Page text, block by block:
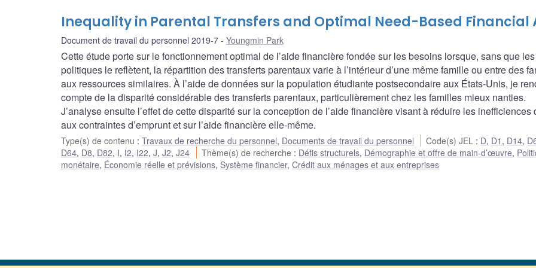
Inequality in Parental Transfers and Optimal Need-Based Financial
Document de travail du personnel 2019-7 Youngmin Park
Cette étude porte sur le fonctionnement optimal de l’aide financière fondée sur les besoins lorsque, sans que les
politiques le reflètent, la répartition des transferts parentaux varie à l’intérieur d’une même famille ou entre des
aux ressources similaires. À l’aide de données sur la population étudiante postsecondaire aux États-Unis, je
compte de la disparité considérable des transferts parentaux, particulièrement chez les familles mieux nanties.
J’analyse ensuite l’effet de cette disparité sur la conception de l’aide financière visant à réduire les inefficiences
aux contraintes d’emprunt et sur l’aide financière elle-même.
Type(s) de contenu : Travaux de recherche du personnel, Documents de travail du personnel Code(s) JEL : D, D1 , D14,
D64, D8, D82, I, I2, I22, J, J2, J24 Thème(s) de recherche : Défis structurels, Démographie et offre de main-d’œuvre,
monétaire, Économie réelle et prévisions, Système financier, Crédit aux ménages et aux entreprises